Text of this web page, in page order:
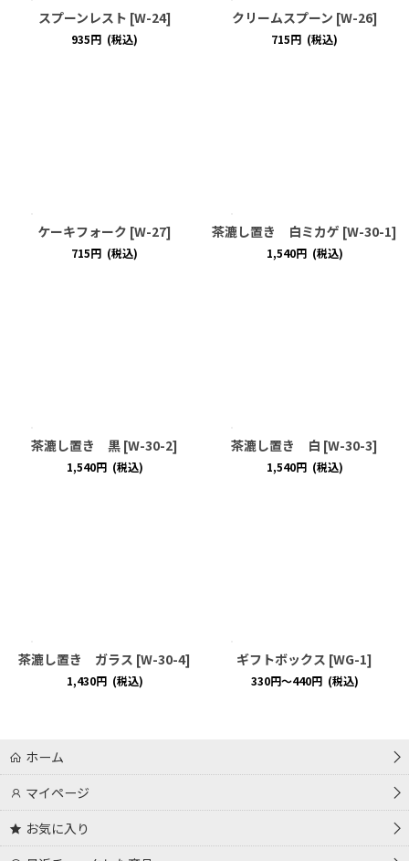
スプーンレスト [W-24]
935円 (税込)
クリームスプーン [W-26]
715円 (税込)
ケーキフォーク [W-27]
715円 (税込)
茶漉し置き 白ミカゲ [W-30-1]
1,540円 (税込)
茶漉し置き 黒 [W-30-2]
1,540円 (税込)
茶漉し置き 白 [W-30-3]
1,540円 (税込)
茶漉し置き ガラス [W-30-4]
1,430円 (税込)
ギフトボックス [WG-1]
330円～440円 (税込)
ホーム
マイページ
お気に入り